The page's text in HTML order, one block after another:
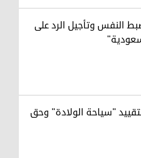
النفس وتأجيل الرد على
"سياحة الولادة" وحق